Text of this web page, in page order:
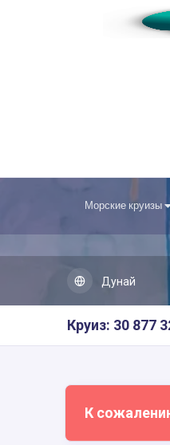
Морские круизы
Дунай
Круиз: 30 877
К